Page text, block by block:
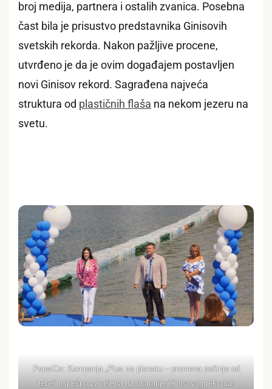
broj medija, partnera i ostalih zvanica. Posebna
čast bila je prisustvo predstavnika Ginisovih
svetskih rekorda. Nakon pažljive procene,
utvrđeno je da je ovim događajem postavljen
novi Ginisov rekord. Sagrađena najveća
struktura od plastičnih flaša na nekom jezeru na
svetu.
PepsiCo: Kampanja „Plus za planetu – promena počinje od
tebe“ uspešno završena uz obaranje Ginisovog rekorda!